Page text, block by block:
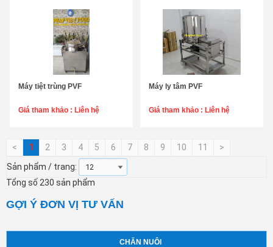
Máy tiệt trùng PVF
Giá tham khảo : Liên hệ
Máy ly tâm PVF
Giá tham khảo : Liên hệ
< 1 2 3 4 5 6 7 8 9 10 11
>
Sản phẩm / trang:
Tổng số 230 sản phẩm
GỢI Ý ĐƠN VỊ TƯ VẤN
CHĂN NUÔI